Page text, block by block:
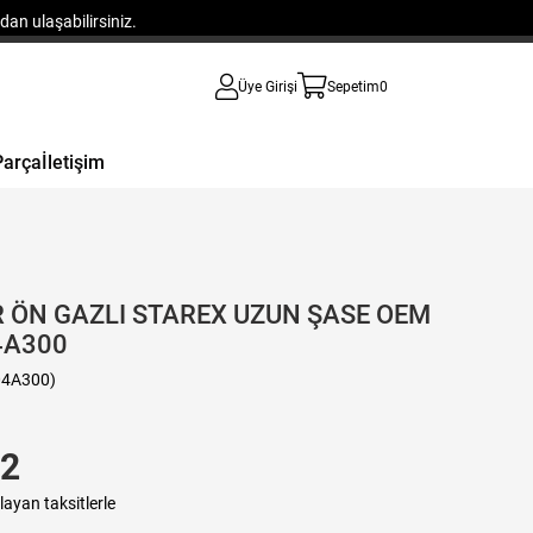
ulaşabilirsiniz.
Üye Girişi Sepetim0
İletişim
ÖN GAZLI STAREX UZUN ŞASE OEM
taksitlerle